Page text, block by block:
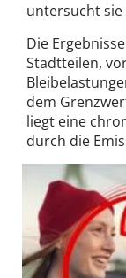
untersucht sie
Die
Stadtteilen,
dem
liegt eine
durch die